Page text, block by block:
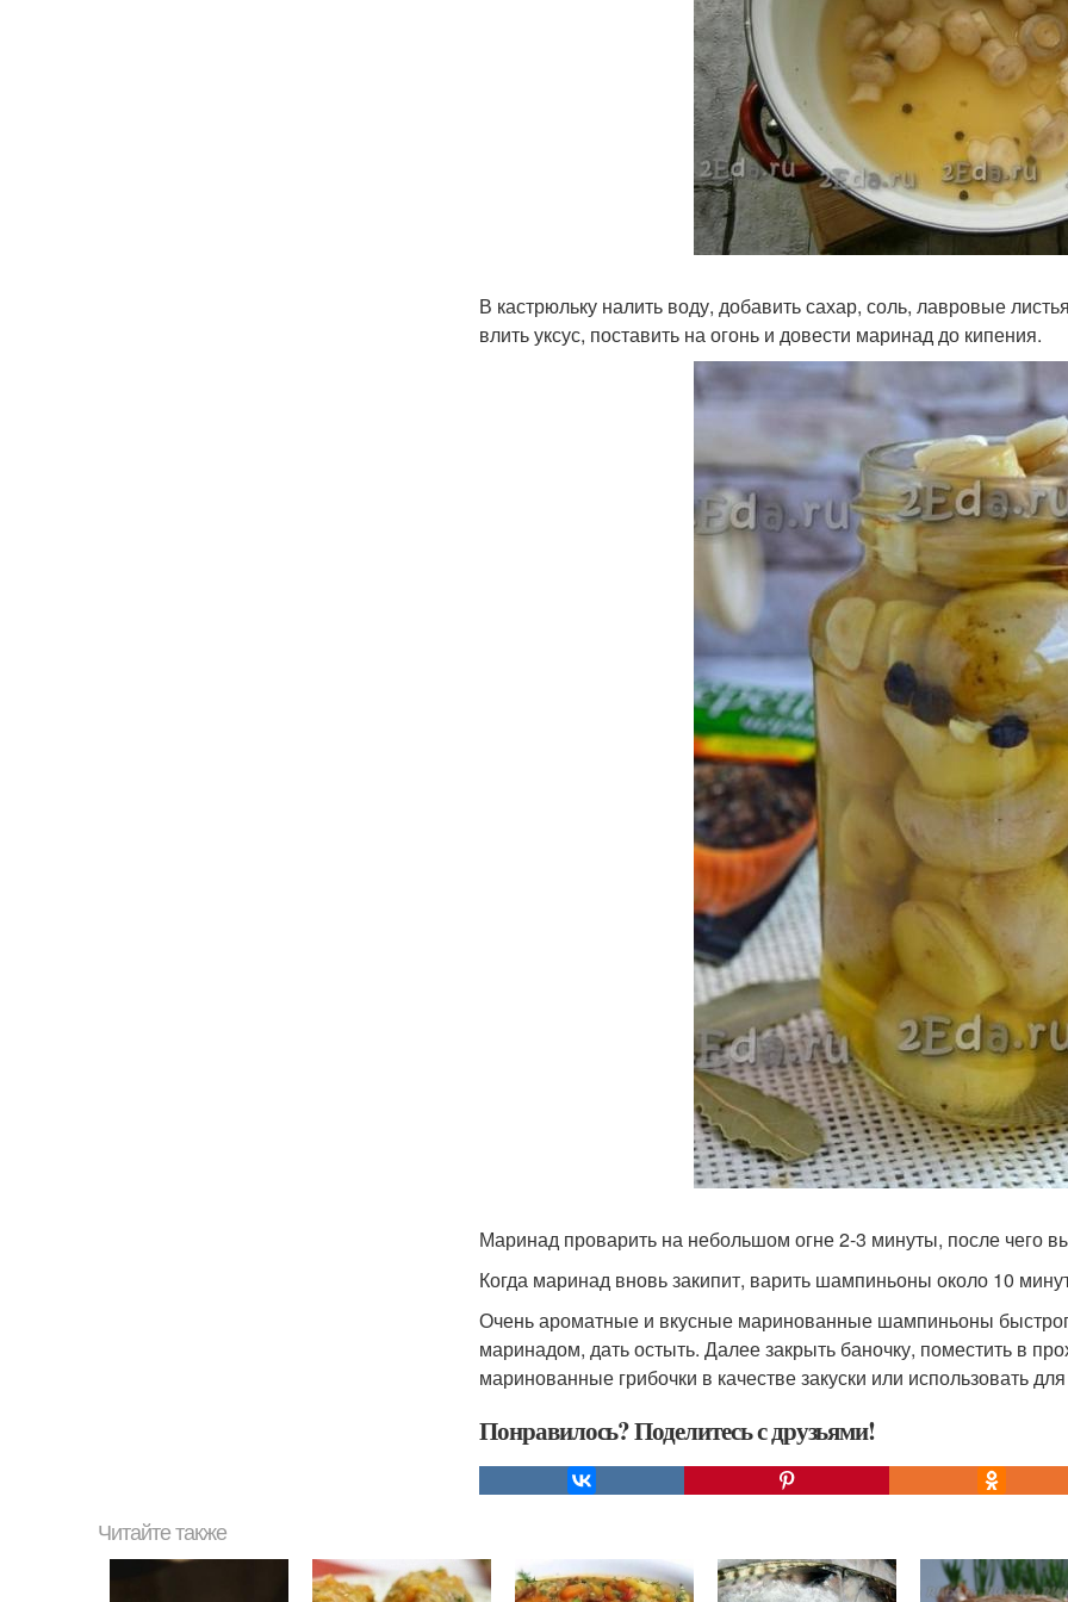
В кастрюльку налить воду, добавить сахар, соль, лавровые
влить уксус, поставить на огонь и довести маринад до кипения.
Маринад проварить на небольшом огне 2-3 минуты, после чего
Когда маринад вновь закипит, варить шампиньоны около 10
Очень ароматные и вкусные маринованные шампиньоны
маринадом, дать остыть. Далее закрыть баночку, поместить в
маринованные грибочки в качестве закуски или использовать
Понравилось? Поделитесь с друзьями!
Читайте также